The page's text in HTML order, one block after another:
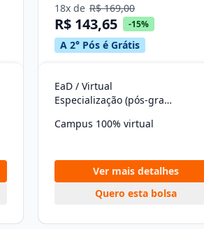
18x de R$ 169,00
R$ 143,65 -15%
A 2° Pós é Grátis
EaD / Virtual
Especialização (pós-graduação)
Campus 100% virtual
Ver mais detalhes
Quero esta bolsa